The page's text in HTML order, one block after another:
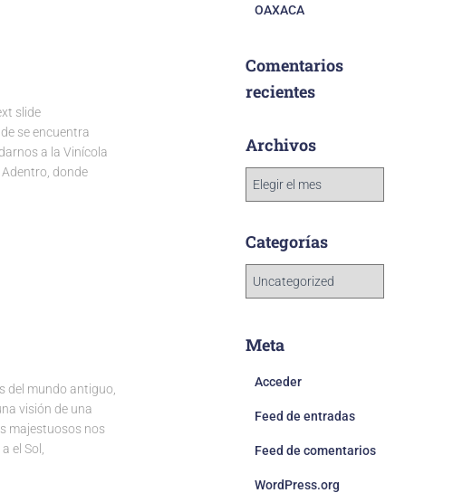
slide
se encuentra
a la Vinícola
donde
del mundo antiguo,
visión de una
majestuosos nos
el Sol,
OAXACA
Comentarios
recientes
Archivos
Categorías
Meta
Acceder
Feed de entradas
Feed de comentarios
WordPress.org